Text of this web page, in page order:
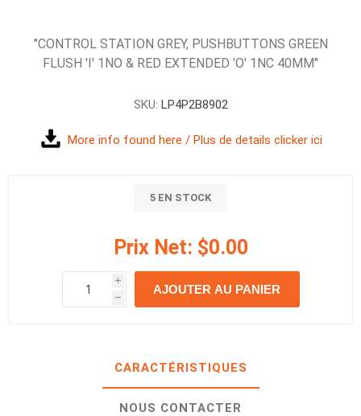
"CONTROL STATION GREY, PUSHBUTTONS GREEN
FLUSH 'I' 1NO & RED EXTENDED 'O' 1NC 40MM"
SKU: LP4P2B8902
More info found here / Plus de details clicker ici
5 EN STOCK
Prix Net: $0.00
i
h
h
AJOUTER AU PANIER
CARACTÉRISTIQUES
NOUS CONTACTER